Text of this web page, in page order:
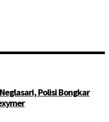
Polisi Bongkar